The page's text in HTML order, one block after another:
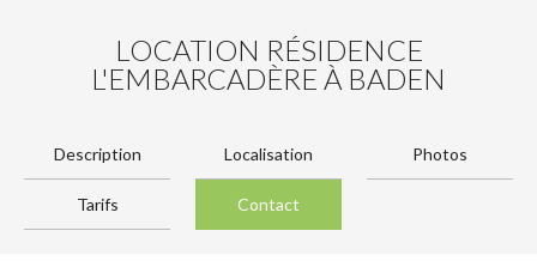
LOCATION RÉSIDENCE
L'EMBARCADÈRE À BADEN
Description Localisation Photos
Tarifs Contact